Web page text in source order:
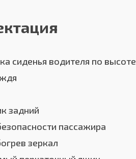
сиденья водителя по высоте
задний
пассажира
зеркал